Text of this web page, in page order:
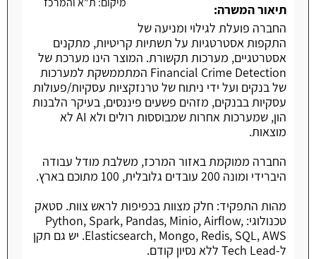
תיאור המשרה:
החברה פועלת לגילוי ומניעה של
התקפות אסטרטגיות על תשתיות קריטיות, מתקנים
אסטרטגיים, מערכות תקשורת. המוצר הינו מערכת של
Financial Crime Detection המתממשקת למערכות
של בנקים ועל ידי ניתוח של טרנזקציות עסקיות/פעולות
עסקיות בבנקים, מזהים פשעים פיננסים, בעיקר הלבנות
הון, שמערכות אחרות שמבוססות רולים ולא AI לא
מוצאות.
החברה ממוקמת באזור המרכז, משלבת מודל עבודה
היברידי ומונה 200 עובדים גלובלית, 100 מתוכם בארץ.
מהות התפקיד: חלק מצוות בכפיפות לראש צוות. סטאק
טכנולוגי: Python, Spark, Pandas, Minio, Airflow,
Elasticsearch, Mongo, Redis, SQL, AWS. יש גם תקן
ל-Tech Lead ללא נסיון קודם.